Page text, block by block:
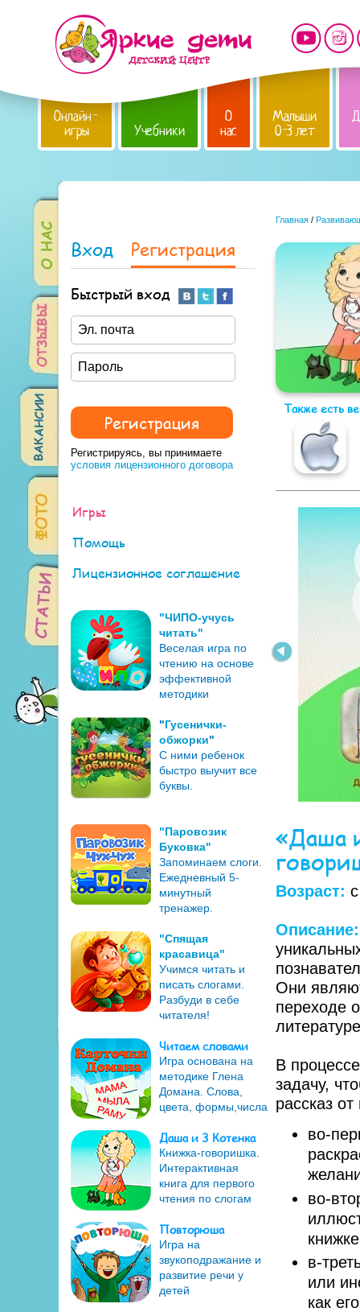
Онлайн-
игры Учебники
О
нас
Малыши
0-3 лет
Вход Регистрация
Быстрый вход
Регистрируясь, вы принимаете
условия лицензионного договора
Игры
Помощь
Лицензионное соглашение
"ЧИПО-учусь
читать"
Веселая игра по
чтению на основе
эффективной
методики
"Гусенички-
обжорки"
С ними ребенок
быстро выучит все
буквы.
"Паровозик
Буковка"
Запоминаем слоги.
Ежедневный 5-
минутный
тренажер.
"Спящая
красавица"
Учимся читать и
писать слогами.
Разбуди в себе
читателя!
Читаем словами
Игра основана на
методике Глена
Домана. Слова,
цвета, формы,числа
Даша и 3 Котенка
Книжка-говоришка.
Интерактивная
книга для первого
чтения по слогам
Повторюша
Игра на
звукоподражание и
развитие речи у
детей
Главная /
Также есть
«Даша
Возраст:
Они
переходе
В
задачу,
рассказ
во-
во-
в-
или
как